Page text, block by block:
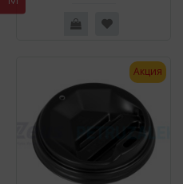
Акция